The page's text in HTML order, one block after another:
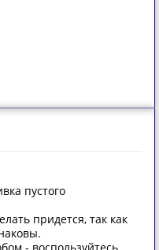
пустого
придется, так как